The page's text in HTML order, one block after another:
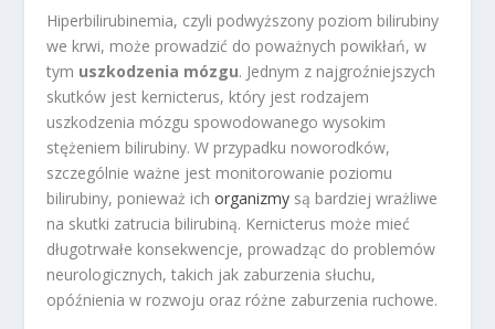
Hiperbilirubinemia, czyli podwyższony poziom bilirubiny
we krwi, może prowadzić do poważnych powikłań, w
tym uszkodzenia mózgu. Jednym z najgroźniejszych
skutków jest kernicterus, który jest rodzajem
uszkodzenia mózgu spowodowanego wysokim
stężeniem bilirubiny. W przypadku noworodków,
szczególnie ważne jest monitorowanie poziomu
bilirubiny, ponieważ ichorganizmy są bardziej wrażliwe
na skutki zatrucia bilirubiną. Kernicterus może mieć
długotrwałe konsekwencje, prowadząc do problemów
neurologicznych, takich jak zaburzenia słuchu,
opóźnienia w rozwoju oraz różne zaburzenia ruchowe.